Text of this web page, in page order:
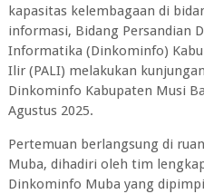
kapasitas kelembagaan di
informasi, Bidang Persandian
Informatika (Dinkominfo)
Ilir (PALI) melakukan
Dinkominfo Kabupaten Musi
Agustus 2025.
Pertemuan berlangsung di
Muba, dihadiri oleh tim
Dinkominfo Muba yang